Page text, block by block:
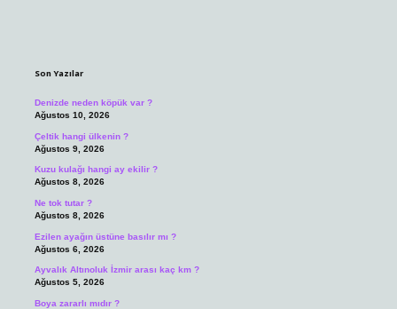
Son Yazılar
Denizde neden köpük var ?
Ağustos 10, 2026
Çeltik hangi ülkenin ?
Ağustos 9, 2026
Kuzu kulağı hangi ay ekilir ?
Ağustos 8, 2026
Ne tok tutar ?
Ağustos 8, 2026
Ezilen ayağın üstüne basılır mı ?
Ağustos 6, 2026
Ayvalık Altınoluk İzmir arası kaç km ?
Ağustos 5, 2026
Boya zararlı mıdır ?